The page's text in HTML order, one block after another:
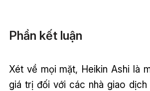
Phần kết luận
Xét về mọi mặt, Heikin Ashi là
giá trị đối với các nhà giao dịch